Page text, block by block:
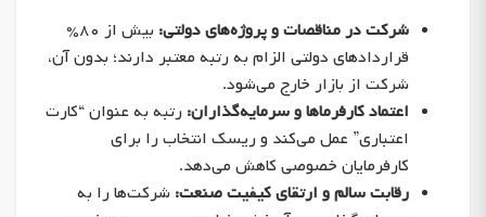
شرکت در مناقصات و پروژه‌های دولتی:
بیش از ۸۰%
قراردادهای دولتی الزام به رتبه معتبر دارند؛ بدون آن،
شرکت از بازار خارج می‌شود.
اعتماد کارفرماها و سرمایه‌گذاران: رتبه به عنوان “کارت
اعتباری” عمل می‌کند و ریسک انتخاب را برای
کارفرمایان خصوصی کاهش می‌دهد.
رقابت سالم و ارتقای کیفیت صنعت: شرکت‌ها را به